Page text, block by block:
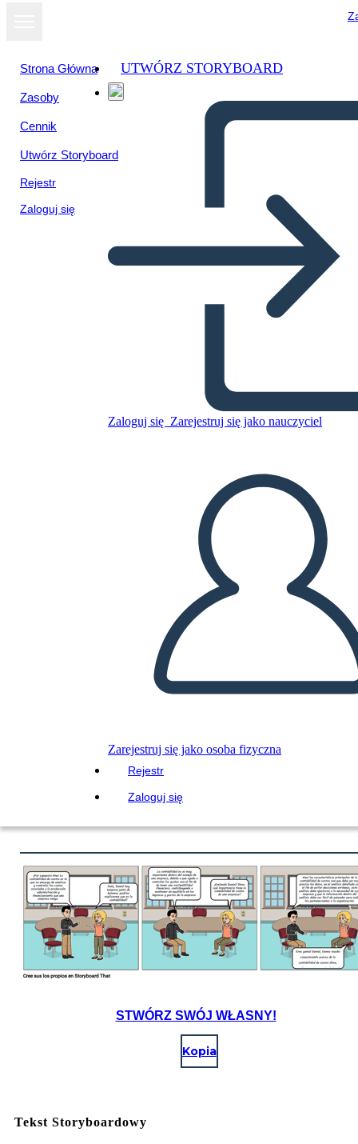
Strona Główna
Zasoby
Cennik
Utwórz Storyboard
Rejestr
Zaloguj się
UTWÓRZ STORYBOARD
Zaloguj się Zarejestruj się jako nauczyciel
Zarejestruj się jako osoba fizyczna
Rejestr
Zaloguj się
Skopiuj tę scenorys
STWÓRZ SCENORYS
PRZECZYTAJ MI
Wyświetl jako
pokaz slajdów
STWÓRZ SWÓJ WŁASNY!
Kopia
Tekst Storyboardowy